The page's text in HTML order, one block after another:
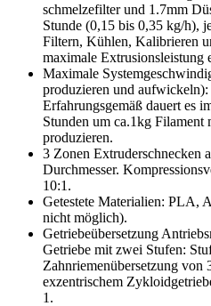
schmelzefilter und 1.7mm
Stunde (0,15 bis 0,35 kg/h),
Filtern, Kühlen, Kalibrieren
maximale Extrusionsleistung
Maximale
produzieren und
Erfahrungsgemäß dauert es
Stunden um ca.1kg Filament
produzieren.
3 Zonen Extruderschnecken
Durchmesser.
10:1.
Getestete Materialien: PLA,
nicht möglich).
Getriebeübersetzung
Getriebe mit zwei Stufen:
Zahnriemenübersetzung von
exzentrischem
1.